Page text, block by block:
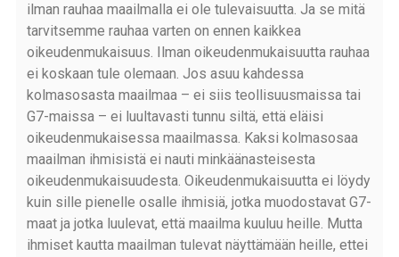
ilman rauhaa maailmalla ei ole tulevaisuutta. Ja se mitä
tarvitsemme rauhaa varten on ennen kaikkea
oikeudenmukaisuus. Ilman oikeudenmukaisuutta rauhaa
ei koskaan tule olemaan. Jos asuu kahdessa
kolmasosasta maailmaa – ei siis teollisuusmaissa tai
G7-maissa – ei luultavasti tunnu siltä, että eläisi
oikeudenmukaisessa maailmassa. Kaksi kolmasosaa
maailman ihmisistä ei nauti minkäänasteisesta
oikeudenmukaisuudesta. Oikeudenmukaisuutta ei löydy
kuin sille pienelle osalle ihmisiä, jotka muodostavat G7-
maat ja jotka luulevat, että maailma kuuluu heille. Mutta
ihmiset kautta maailman tulevat näyttämään heille, ettei